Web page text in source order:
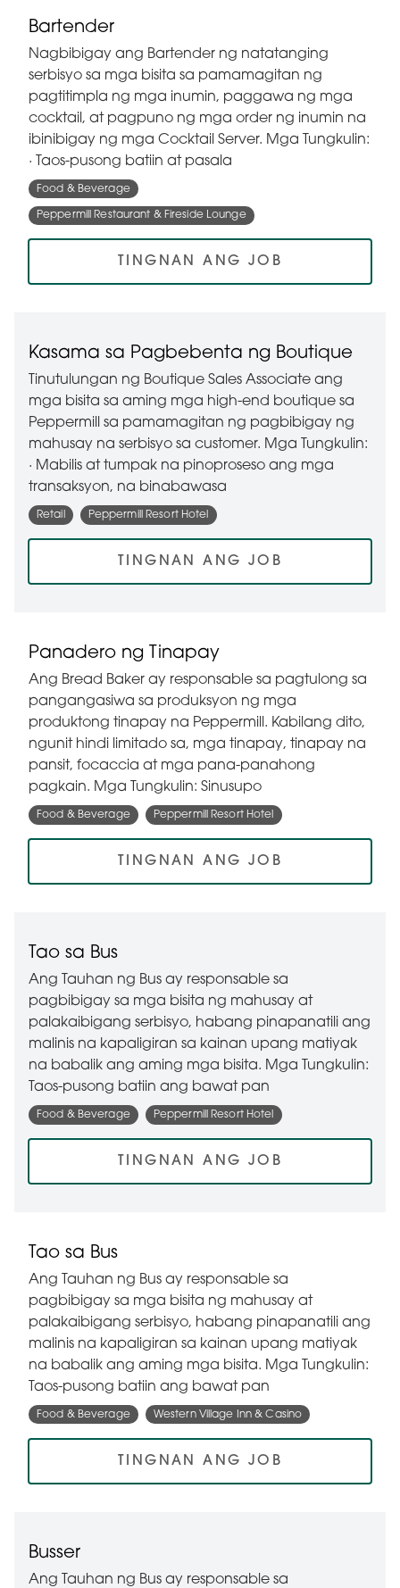
Bartender
Nagbibigay ang Bartender ng natatanging
serbisyo sa mga bisita sa pamamagitan ng
pagtitimpla ng mga inumin, paggawa ng mga
cocktail, at pagpuno ng mga order ng inumin na
ibinibigay ng mga Cocktail Server. Mga Tungkulin:
· Taos-pusong batiin at pasala
Food & Beverage
Peppermill Restaurant & Fireside Lounge
TINGNAN ANG JOB
Kasama sa Pagbebenta ng Boutique
Tinutulungan ng Boutique Sales Associate ang
mga bisita sa aming mga high-end boutique sa
Peppermill sa pamamagitan ng pagbibigay ng
mahusay na serbisyo sa customer. Mga Tungkulin:
· Mabilis at tumpak na pinoproseso ang mga
transaksyon, na binabawasa
Retail Peppermill Resort Hotel
TINGNAN ANG JOB
Panadero ng Tinapay
Ang Bread Baker ay responsable sa pagtulong sa
pangangasiwa sa produksyon ng mga
produktong tinapay na Peppermill. Kabilang dito,
ngunit hindi limitado sa, mga tinapay, tinapay na
pansit, focaccia at mga pana-panahong
pagkain. Mga Tungkulin: Sinusupo
Food & Beverage Peppermill Resort Hotel
TINGNAN ANG JOB
Tao sa Bus
Ang Tauhan ng Bus ay responsable sa
pagbibigay sa mga bisita ng mahusay at
palakaibigang serbisyo, habang pinapanatili ang
malinis na kapaligiran sa kainan upang matiyak
na babalik ang aming mga bisita. Mga Tungkulin:
Taos-pusong batiin ang bawat pan
Food & Beverage Peppermill Resort Hotel
TINGNAN ANG JOB
Tao sa Bus
Ang Tauhan ng Bus ay responsable sa
pagbibigay sa mga bisita ng mahusay at
palakaibigang serbisyo, habang pinapanatili ang
malinis na kapaligiran sa kainan upang matiyak
na babalik ang aming mga bisita. Mga Tungkulin:
Taos-pusong batiin ang bawat pan
Food & Beverage Western Village Inn & Casino
TINGNAN ANG JOB
Busser
Ang Tauhan ng Bus ay responsable sa